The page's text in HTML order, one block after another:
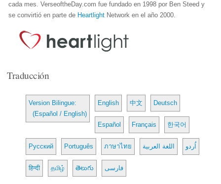
cada mes. VerseoftheDay.com fue fundado en 1998 por Ben Steed y
se convirtió en parte de Heartlight Network en el año 2000.
Traducción
Version Bilingue:
(Español / English)
English 中文 Deutsch
Español Français 한국어
Русский Português ภาษาไทย اللغة العربية اُردو
हिन्दी தமிழ் తెలుగు فارسی